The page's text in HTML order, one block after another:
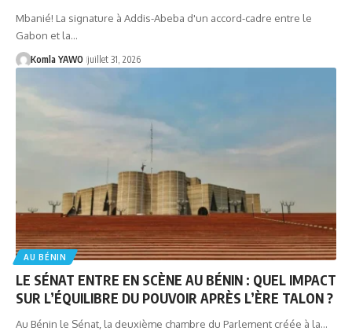
Mbanié! La signature à Addis-Abeba d'un accord-cadre entre le
Gabon et la…
Komla YAWO juillet 31, 2026
AU BÉNIN
LE SÉNAT ENTRE EN SCÈNE AU BÉNIN : QUEL IMPACT
SUR L’ÉQUILIBRE DU POUVOIR APRÈS L’ÈRE TALON ?
Au Bénin le Sénat, la deuxième chambre du Parlement créée à la…